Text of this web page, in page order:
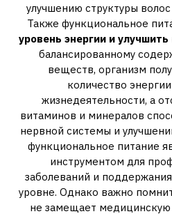
улучшению структуры
Также функциональное
уровень энергии и
балансированному
веществ, организм
количество
жизнедеятельности, а
витаминов и минералов
нервной системы и
функциональное питание
инструментом для
заболеваний и
уровне. Однако важно
не замещает